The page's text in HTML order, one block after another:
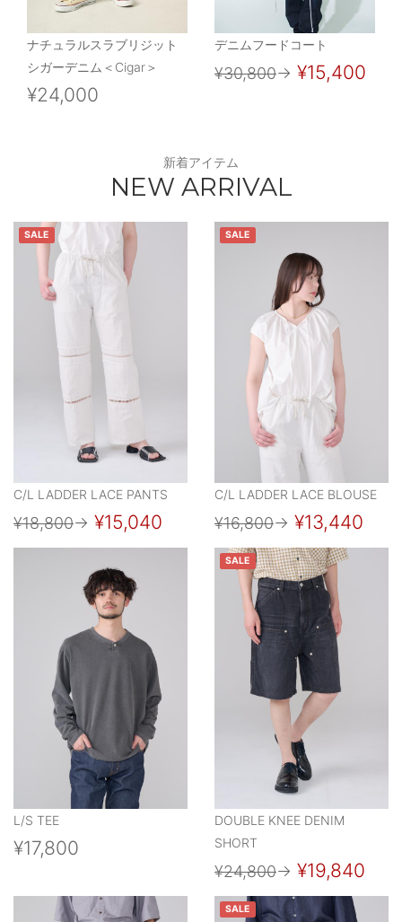
ナチュラルスラブリジット
シガーデニム＜Cigar＞
¥24,000
デニムフードコート
¥30,800→ ¥15,400
新着アイテム
NEW ARRIVAL
SALE
C/L LADDER LACE PANTS
¥18,800→ ¥15,040
SALE
C/L LADDER LACE BLOUSE
¥16,800→ ¥13,440
L/S TEE
¥17,800
SALE
DOUBLE KNEE DENIM
SHORT
¥24,800→ ¥19,840
SALE